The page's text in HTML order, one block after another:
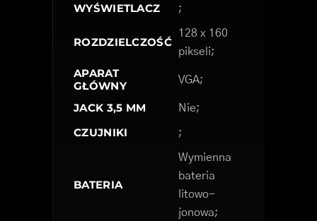
WYŚWIETLACZ ;
ROZDZIELCZOŚĆ
128 x 160
pikseli;
APARAT
GŁÓWNY
VGA;
JACK 3,5 MM Nie;
CZUJNIKI ;
BATERIA
Wymienna
bateria
litowo-
jonowa;